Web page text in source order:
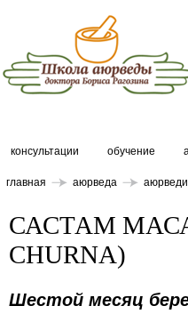
консультации обучение
главная аюрведа
САСТАМ МАСА
CHURNA)
Шестой месяц